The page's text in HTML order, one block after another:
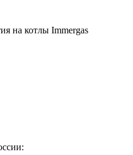
на котлы Immergas